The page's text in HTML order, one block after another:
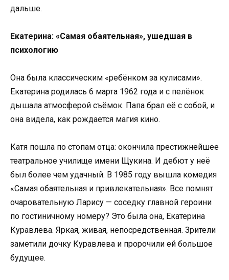
дальше.
Екатерина: «Самая обаятельная», ушедшая в
психологию
Она была классическим «ребёнком за кулисами».
Екатерина родилась 6 марта 1962 года и с пелёнок
дышала атмосферой съёмок. Папа брал её с собой, и
она видела, как рождается магия кино.
Катя пошла по стопам отца: окончила престижнейшее
театральное училище имени Щукина. И дебют у неё
был более чем удачный. В 1985 году вышла комедия
«Самая обаятельная и привлекательная». Все помнят
очаровательную Ларису — соседку главной героини
по гостиничному номеру? Это была она, Екатерина
Куравлева. Яркая, живая, непосредственная. Зрители
заметили дочку Куравлева и пророчили ей большое
будущее.